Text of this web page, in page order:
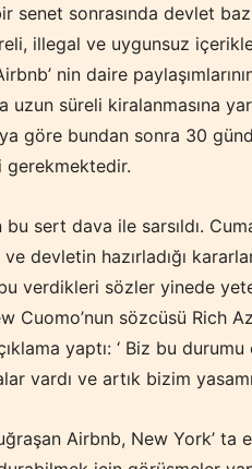
senet sonrasında devlet
illegal ve uygunsuz
nin daire
uzun süreli kiralanmasına
göre bundan sonra 30
gerekmektedir.
sert dava ile sarsıldı.
devletin hazırladığı
verdikleri sözler yinede
Cuomo’nun sözcüsü Rich
yaptı: ‘ Biz bu
vardı ve artık bizim
Airbnb, New York’ ta